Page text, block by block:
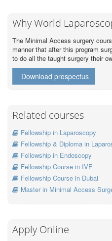
Why World
The Minimal Access surgery
manner that after this program
to do all the taught surgery their
Download prospectus
Related courses
Fellowship in Laparoscopy
Fellowship & Diploma in
Fellowship in Endoscopy
Fellowship Course in IVF
Fellowship Course in Dubai
Master in Minimal Access
Apply Online